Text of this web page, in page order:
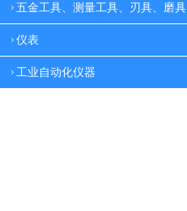
五金工具、测量工具、刃具、磨具
仪表
工业自动化仪器